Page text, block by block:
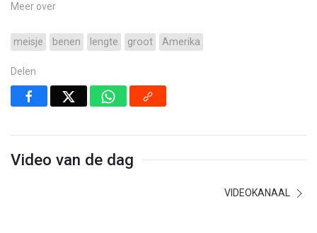
Meer over
meisje benen lengte groot Amerika
Delen
Video van de dag
VIDEOKANAAL